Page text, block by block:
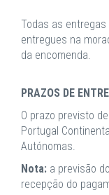
Todas as entregas
entregues na
da encomenda.
PRAZOS DE
O prazo previsto
Portugal
Autónomas.
Nota: a previsão
recepção do